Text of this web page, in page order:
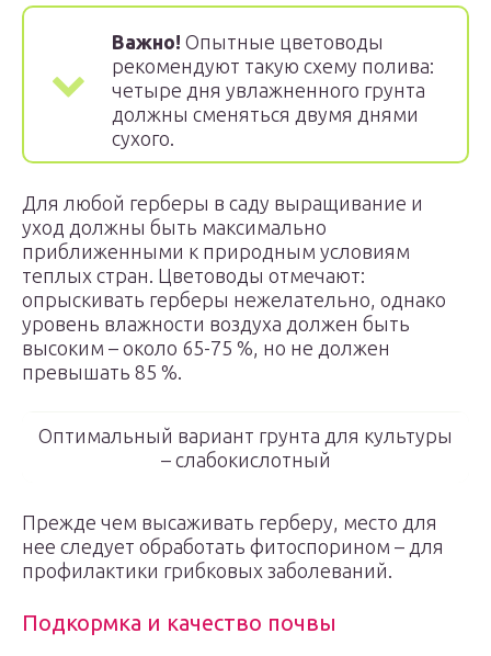
Важно! Опытные цветоводы
рекомендуют такую схему полива:
четыре дня увлажненного грунта
должны сменяться двумя днями
сухого.
Для любой герберы в саду выращивание и
уход должны быть максимально
приближенными к природным условиям
теплых стран. Цветоводы отмечают:
опрыскивать герберы нежелательно, однако
уровень влажности воздуха должен быть
высоким – около 65-75 %, но не должен
превышать 85 %.
Оптимальный вариант грунта для культуры
– слабокислотный
Прежде чем высаживать герберу, место для
нее следует обработать фитоспорином – для
профилактики грибковых заболеваний.
Подкормка и качество почвы